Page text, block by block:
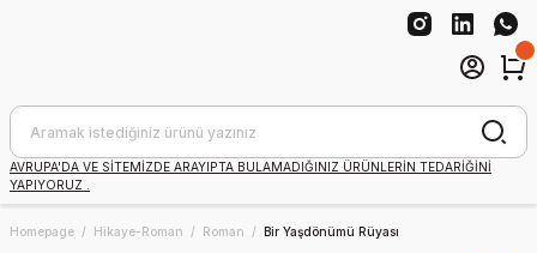
AVRUPA'DA VE SİTEMİZDE ARAYIPTA BULAMADIĞINIZ ÜRÜNLERİN TEDARİĞİNİ
YAPIYORUZ .
Homepage Hikaye-Roman Roman Bir Yaşdönümü Rüyası